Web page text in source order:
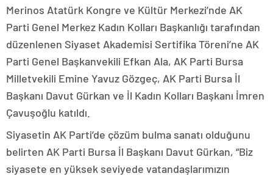
Merinos Atatürk Kongre ve Kültür Merkezi’nde AK
Parti Genel Merkez Kadın Kolları Başkanlığı tarafından
düzenlenen Siyaset Akademisi Sertifika Töreni’ne AK
Parti Genel Başkanvekili Efkan Ala, AK Parti Bursa
Milletvekili Emine Yavuz Gözgeç, AK Parti Bursa İl
Başkanı Davut Gürkan ve İl Kadın Kolları Başkanı İmren
Çavuşoğlu katıldı.
Siyasetin AK Parti’de çözüm bulma sanatı olduğunu
belirten AK Parti Bursa İl Başkanı Davut Gürkan, “Biz
siyasete en yüksek seviyede vatandaşlarımızın